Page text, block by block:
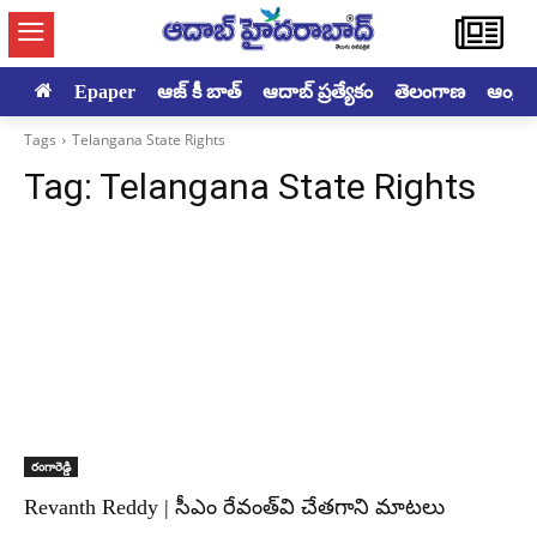
Epaper ఆజ్ కీ బాత్ ఆదాబ్ ప్రత్యేకం తెలంగాణ
Tags Telangana State Rights
Tag: Telangana State Rights
రంగారెడ్డి
Revanth Reddy | సీఎం రేవంత్‌వి చేతగాని మాటలు